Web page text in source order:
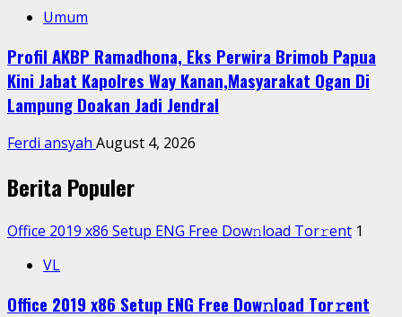
Umum
Profil AKBP Ramadhona, Eks Perwira Brimob Papua
Kini Jabat Kapolres Way Kanan,Masyarakat Ogan Di
Lampung Doakan Jadi Jendral
Ferdi ansyah August 4, 2026
Berita Populer
Office 2019 x86 Setup ENG Frее Dow𝚗load Tоr𝚛ent 1
VL
Office 2019 x86 Setup ENG Frее Dow𝚗load Tоr𝚛ent